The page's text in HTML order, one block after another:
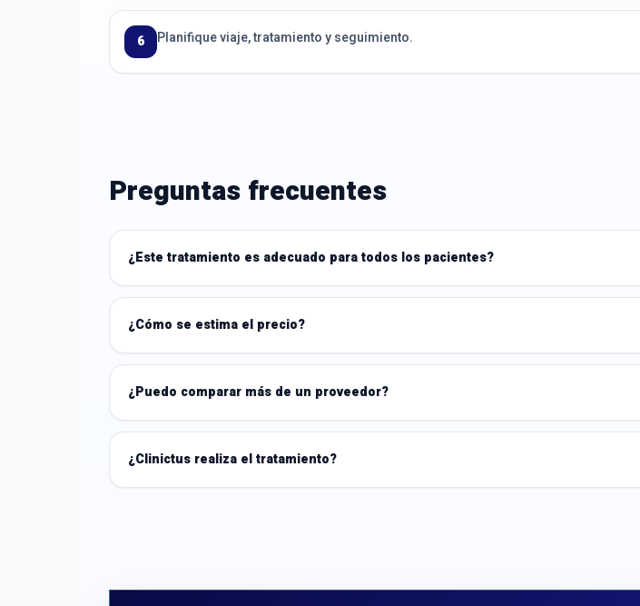
6 Planifique viaje, tratamiento y seguimiento.
Preguntas frecuentes
¿Este tratamiento es adecuado para todos los pacientes?
¿Cómo se estima el precio?
¿Puedo comparar más de un proveedor?
¿Clinictus realiza el tratamiento?